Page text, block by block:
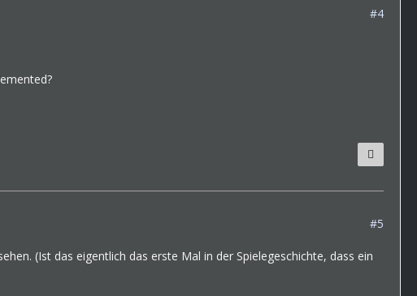
#4
#5
(Ist das eigentlich das erste Mal in der Spielegeschichte, dass ein